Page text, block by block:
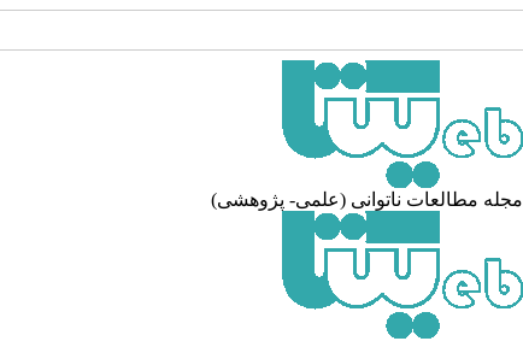
مجله مطالعات ناتوانی (علمی- پژوهشی)